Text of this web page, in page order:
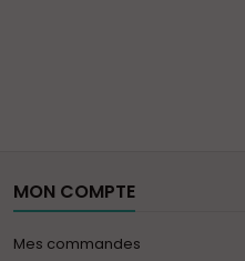
MON COMPTE
Mes commandes